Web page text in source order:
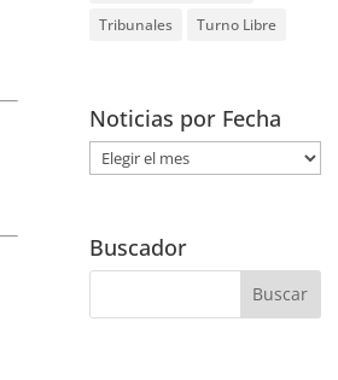
Tribunales
Turno Libre
Noticias por Fecha
Noticias
por
Buscador